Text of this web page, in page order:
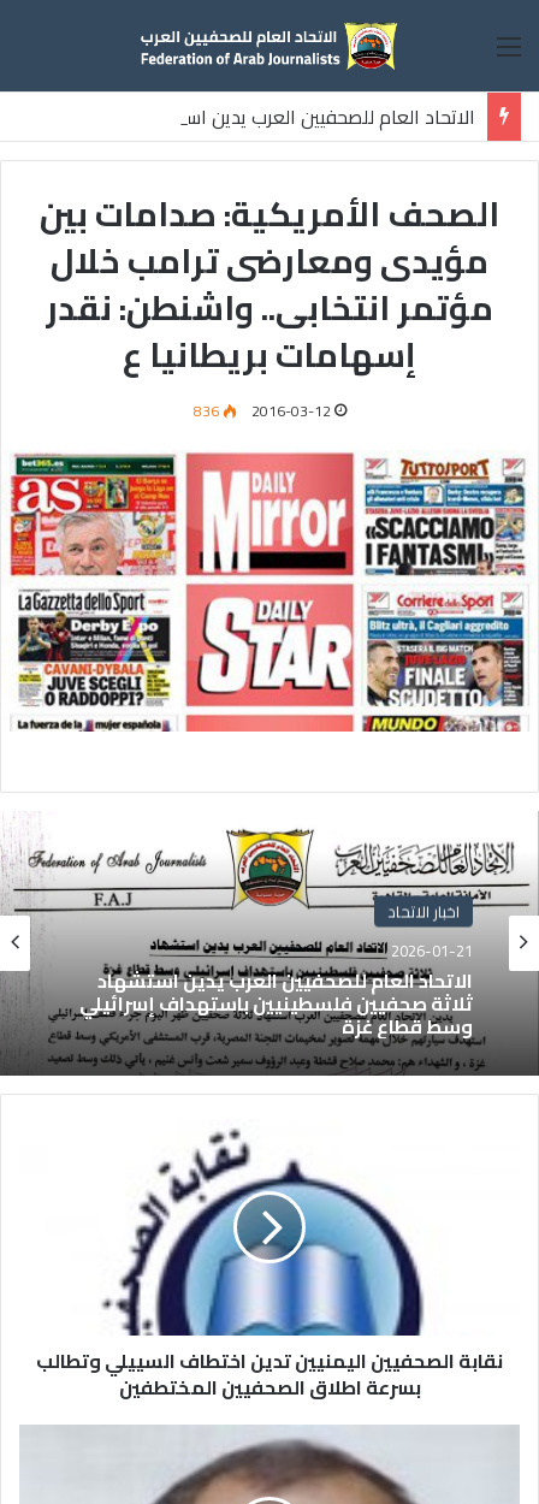
القائمة
الاتحاد العام للصحفيين العرب يدين استشهاد
ثلاثة صحفيين فلسطينيين باستهداف إسرائيلي وسط قطاع غزة
الصحف الأمريكية: صدامات بين
مؤيدى ومعارضى ترامب خلال
مؤتمر انتخابى.. واشنطن: نقدر
إسهامات بريطانيا ع
2016-03-12
836
اخبار الاتحاد
2026-01-21
الاتحاد العام للصحفيين العرب يدين استشهاد
ثلاثة صحفيين فلسطينيين باستهداف إسرائيلي
وسط قطاع غزة
نقابة الصحفيين اليمنيين تدين اختطاف السييلي وتطالب
بسرعة اطلاق الصحفيين المختطفين